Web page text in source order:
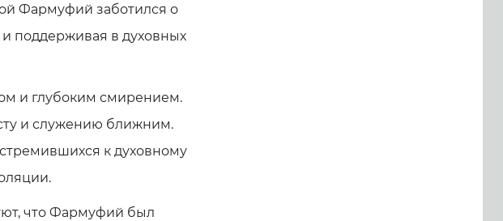
Фармуфий заботился о
поддерживая в духовных
и глубоким смирением.
и служению ближним.
к духовному
что Фармуфий был